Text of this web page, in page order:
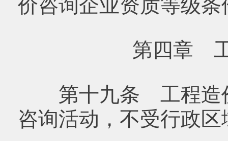
价咨询企业资质等级条
第四章
第十九条 工程造价
咨询活动，不受行政区